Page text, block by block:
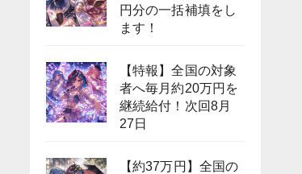
円分の一括補填をし
ます！
【特報】全国の対象
者へ毎月約20万円を
継続給付！次回8月
27日
【約37万円】全国の